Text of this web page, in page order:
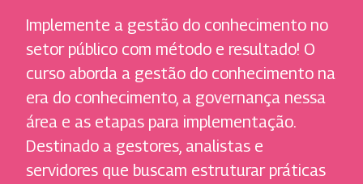
Implemente a gestão do conhecimento no
setor público com método e resultado! O
curso aborda a gestão do conhecimento na
era do conhecimento, a governança nessa
área e as etapas para implementação.
Destinado a gestores, analistas e
servidores que buscam estruturar práticas